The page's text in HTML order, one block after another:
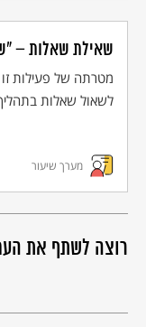
רוצה לשתף את
שאילת שאלות –
מטרתה של פעילות
לשאול שאלות
מערך שיעור